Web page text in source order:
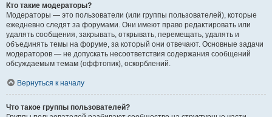
Кто такие модераторы?
Модераторы — это пользователи (или группы пользователей), которые
ежедневно следят за форумами. Они имеют право редактировать или
удалять сообщения, закрывать, открывать, перемещать, удалять и
объединять темы на форуме, за который они отвечают. Основные задачи
модераторов — не допускать несоответствия содержания сообщений
обсуждаемым темам (оффтопик), оскорблений.
Вернуться к началу
Что такое группы пользователей?